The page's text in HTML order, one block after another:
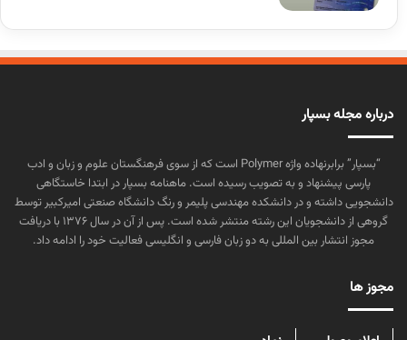
درباره مجله بسپار
“بسپار” برابرنهاده واژه Polymer است که از سوی فرهنگستان علوم و زبان و ادب
پارسی پیشنهاد و به تصویب رسیده است. ماهنامه بسپار در ابتدا خاستگاهی
دانشجویی داشته و در دانشکده مهندسی پلیمر و رنگ دانشگاه صنعتی امیرکبیر توسط
گروهی از دانشجویان این رشته منتشر شده است. پس از آن در سال ۱۳۷۶ با دریافت
مجوز انتشار بین المللی به دو زبان فارسی و انگلیسی فعالیت خود را ادامه داد.
مجوز ها